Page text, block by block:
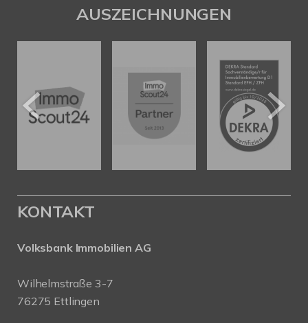
AUSZEICHNUNGEN
KONTAKT
Volksbank Immobilien AG
Wilhelmstraße 3-7
76275 Ettlingen